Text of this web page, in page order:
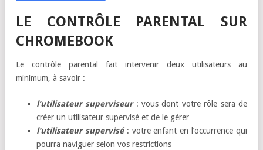
LE CONTRÔLE PARENTAL SUR
CHROMEBOOK
Le contrôle parental fait intervenir deux utilisateurs au
minimum, à savoir :
l’utilisateur superviseur: vous dont votre rôle sera de
créer un utilisateur supervisé et de le gérer
l’utilisateur supervisé: votre enfant en l’occurrence qui
pourra naviguer selon vos restrictions